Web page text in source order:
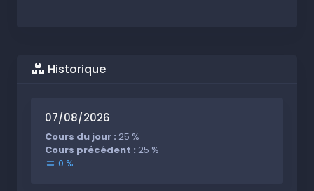
Historique
07/08/2026
Cours du jour : 25 %
Cours précédent : 25 %
0 %